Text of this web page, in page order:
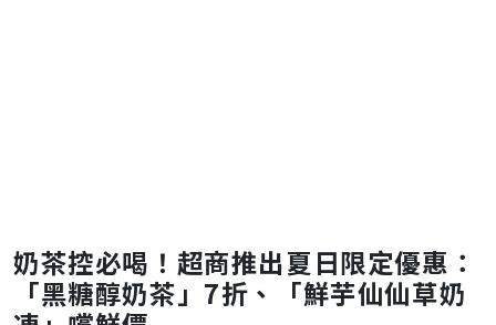
奶茶控必喝！超商推出夏日限定優惠：
「黑糖醇奶茶」7折、「鮮芋仙仙草奶